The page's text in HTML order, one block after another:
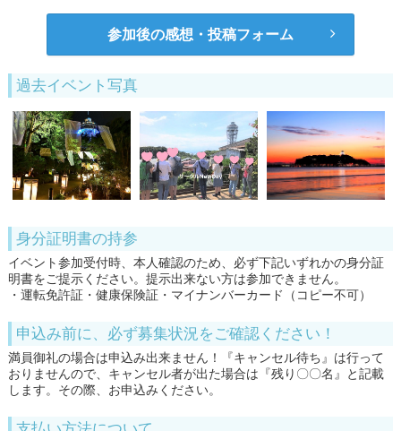
参加後の感想・投稿フォーム
過去イベント写真
身分証明書の持参
イベント参加受付時、本人確認のため、必ず下記いずれかの身分証
明書をご提示ください。提示出来ない方は参加できません。
・運転免許証・健康保険証・マイナンバーカード（コピー不可）
申込み前に、必ず募集状況をご確認ください！
満員御礼の場合は申込み出来ません！『キャンセル待ち』は行って
おりませんので、キャンセル者が出た場合は『残り〇〇名』と記載
します。その際、お申込みください。